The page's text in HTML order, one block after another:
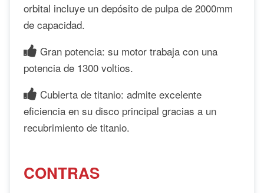
orbital incluye un depósito de pulpa de 2000mm
de capacidad.
Gran potencia: su motor trabaja con una
potencia de 1300 voltios.
Cubierta de titanio: admite excelente
eficiencia en su disco principal gracias a un
recubrimiento de titanio.
CONTRAS